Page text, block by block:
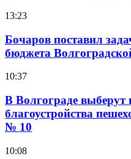
13:23
Бочаров поставил
бюджета
10:37
В Волгограде выберут
благоустройства
№ 10
10:08